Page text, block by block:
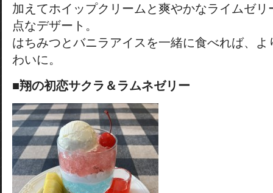
加えてホイップクリームと爽やかなライムゼ
点なデザート。
はちみつとバニラアイスを一緒に食べれば、
わいに。
■翔の初恋サクラ＆ラムネゼリー